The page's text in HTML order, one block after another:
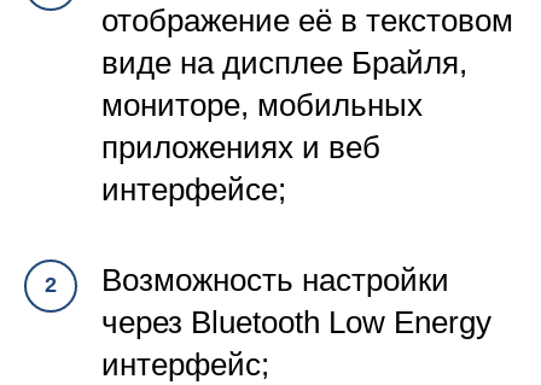
отображение её в текстовом
виде на дисплее Брайля,
мониторе, мобильных
приложениях и веб
интерфейсе;
Возможность настройки
через Bluetooth Low Energy
интерфейс;